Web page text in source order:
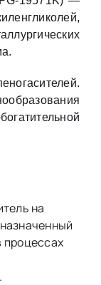
на
процессах